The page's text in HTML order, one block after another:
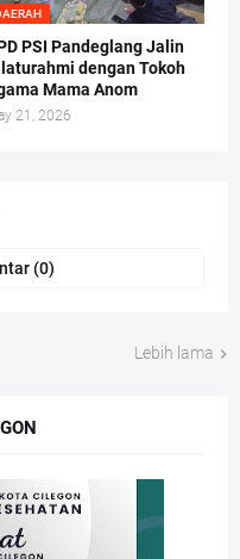
PSI Pandeglang Jalin
dengan Tokoh
Mama Anom
21, 2026
(0)
Lebih lama